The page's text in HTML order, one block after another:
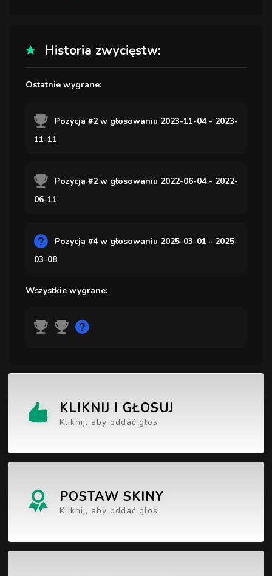
Historia zwycięstw:
Ostatnie wygrane:
Pozycja #2 w głosowaniu 2023-11-04 - 2023-
11-11
Pozycja #2 w głosowaniu 2022-06-04 - 2022-
06-11
Pozycja #4 w głosowaniu 2025-03-01 - 2025-
03-08
Wszystkie wygrane:
KLIKNIJ I GŁOSUJ
Kliknij, aby oddać głos
POSTAW SKINY
Kliknij, aby oddać głos